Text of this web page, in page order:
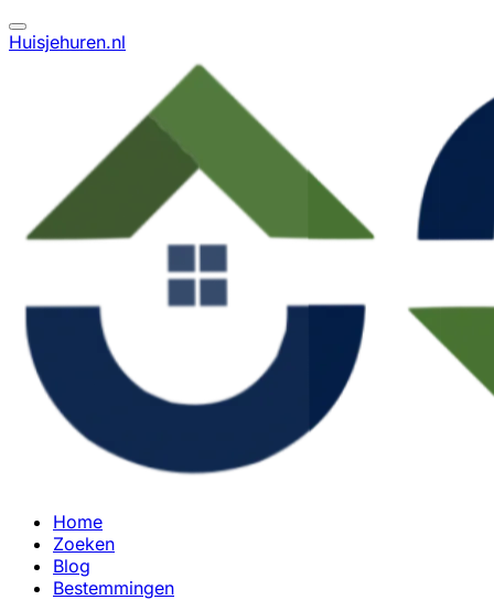
Huisjehuren.nl
Home
Zoeken
Blog
Bestemmingen